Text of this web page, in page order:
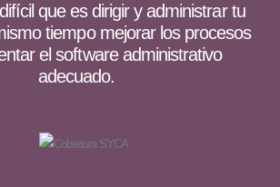
que es dirigir y administrar tu
tiempo mejorar los procesos
el software administrativo
adecuado.